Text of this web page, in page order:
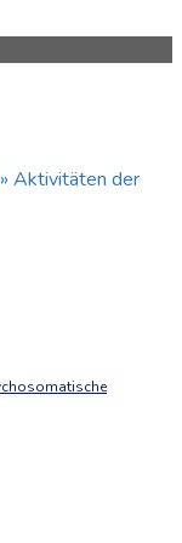
» Aktivitäten der